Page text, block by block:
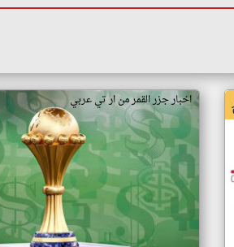
اخبار جزر القمر من ار تي عربي